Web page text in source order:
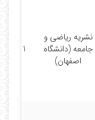
نشریه ریاضی و
جامعه (دانشگاه
اصفهان)
1401